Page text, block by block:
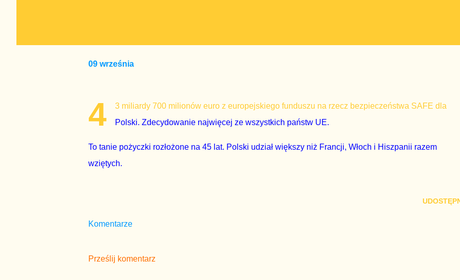
09 września
4
3 miliardy 700 milionów euro z europejskiego funduszu na rzecz bezpieczeństwa SAFE dla
Polski. Zdecydowanie najwięcej ze wszystkich państw UE.
To tanie pożyczki rozłożone na 45 lat. Polski udział większy niż Francji, Włoch i Hiszpanii razem
wziętych.
Komentarze
Prześlij komentarz